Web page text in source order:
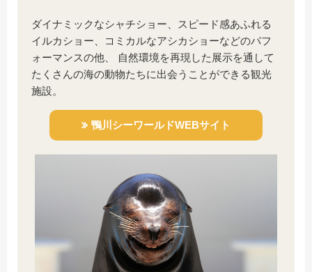
ダイナミックなシャチショー、スピード感あふれる
イルカショー、コミカルなアシカショーなどのパフ
ォーマンスの他、
自然環境を再現した展示を通して
たくさんの海の動物たちに出会うことができる観光
施設。
鴨川シーワールドWEBサイト